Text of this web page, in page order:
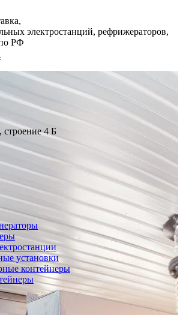
электростанций, рефрижераторов,
РФ
строение 4 Б
установки
контейнеры